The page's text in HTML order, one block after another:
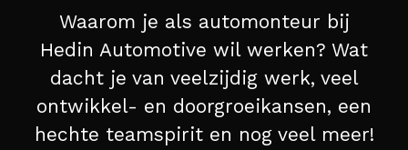
Waarom je als automonteur bij
Hedin Automotive wil werken? Wat
dacht je van veelzijdig werk, veel
ontwikkel- en doorgroeikansen, een
hechte teamspirit en nog veel meer!